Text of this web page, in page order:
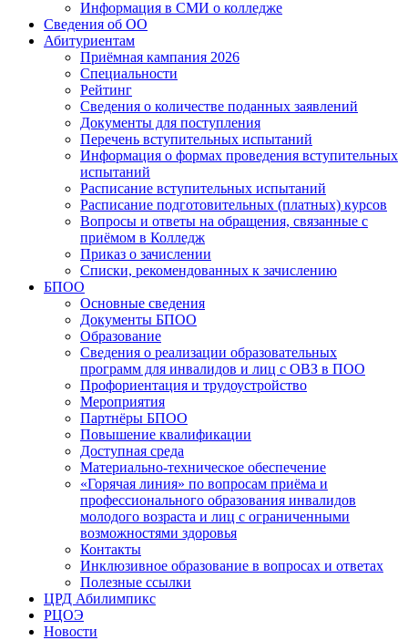
Информация в СМИ о колледже
Сведения об ОО
Абитуриентам
Приёмная кампания 2026
Специальности
Рейтинг
Сведения о количестве поданных заявлений
Документы для поступления
Перечень вступительных испытаний
Информация о формах проведения вступительных
испытаний
Расписание вступительных испытаний
Расписание подготовительных (платных) курсов
Вопросы и ответы на обращения, связанные с
приёмом в Колледж
Приказ о зачислении
Списки, рекомендованных к зачислению
БПОО
Основные сведения
Документы БПОО
Образование
Сведения о реализации образовательных
программ для инвалидов и лиц с ОВЗ в ПОО
Профориентация и трудоустройство
Мероприятия
Партнёры БПОО
Повышение квалификации
Доступная среда
Материально-техническое обеспечение
«Горячая линия» по вопросам приёма и
профессионального образования инвалидов
молодого возраста и лиц с ограниченными
возможностями здоровья
Контакты
Инклюзивное образование в вопросах и ответах
Полезные ссылки
ЦРД Абилимпикс
РЦОЭ
Новости